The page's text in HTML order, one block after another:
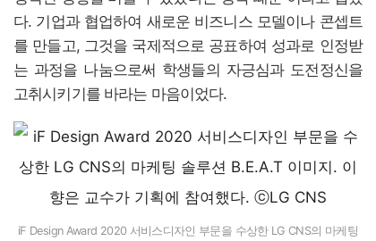
다. 기업과 협업하여 새로운 비즈니스 모델이나 콘셉트
를 만들고, 그것을 국제적으로 공표하여 성과로 인정받
는 과정을 나눔으로써 학생들의 자긍심과 도전정신을
고취시키기를 바라는 마음이었다.
iF Design Award 2020 서비스디자인 부문을 수상한 LG CNS의 마케팅